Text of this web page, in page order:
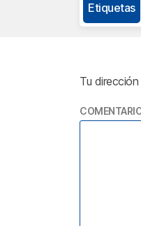
Etiquetas
Tu